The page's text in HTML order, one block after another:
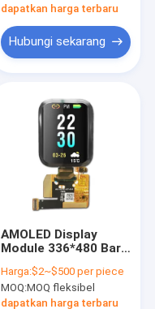
dapatkan harga terbaru
Hubungi sekarang
AMOLED Display
Module 336*480 Bar
SPI Interface
Harga:$2~$500 per piece
MOQ:MOQ fleksibel
dapatkan harga terbaru